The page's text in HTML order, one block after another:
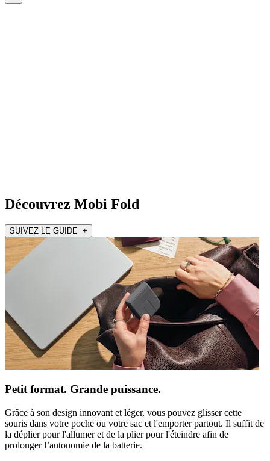
Découvrez Mobi Fold
SUIVEZ LE GUIDE +
Petit format. Grande puissance.
Grâce à son design innovant et léger, vous pouvez glisser cette
souris dans votre poche ou votre sac et l'emporter partout. Il suffit de
la déplier pour l'allumer et de la plier pour l'éteindre afin de
prolonger l’autonomie de la batterie.